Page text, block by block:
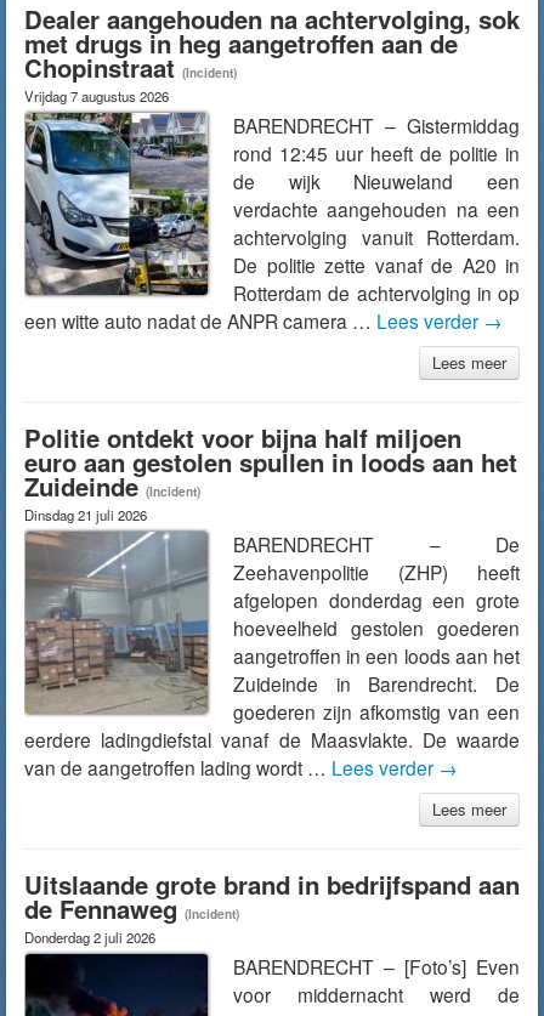
Dealer aangehouden na achtervolging, sok
met drugs in heg aangetroffen aan de
Chopinstraat (Incident)
Vrijdag 7 augustus 2026
BARENDRECHT – Gistermiddag
rond 12:45 uur heeft de politie in
de wijk Nieuweland een
verdachte aangehouden na een
achtervolging vanuit Rotterdam.
De politie zette vanaf de A20 in
Rotterdam de achtervolging in op
een witte auto nadat de ANPR camera … Lees verder →
Lees meer
Politie ontdekt voor bijna half miljoen
euro aan gestolen spullen in loods aan het
Zuideinde (Incident)
Dinsdag 21 juli 2026
BARENDRECHT – De
Zeehavenpolitie (ZHP) heeft
afgelopen donderdag een grote
hoeveelheid gestolen goederen
aangetroffen in een loods aan het
Zuideinde in Barendrecht. De
goederen zijn afkomstig van een
eerdere ladingdiefstal vanaf de Maasvlakte. De waarde
van de aangetroffen lading wordt … Lees verder →
Lees meer
Uitslaande grote brand in bedrijfspand aan
de Fennaweg (Incident)
Donderdag 2 juli 2026
BARENDRECHT – [Foto’s] Even
voor middernacht werd de